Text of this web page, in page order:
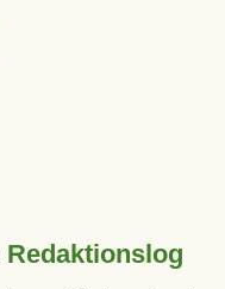
Redaktionslog